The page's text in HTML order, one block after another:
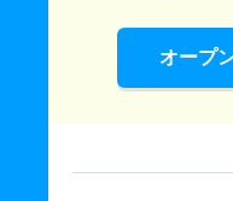
オープ